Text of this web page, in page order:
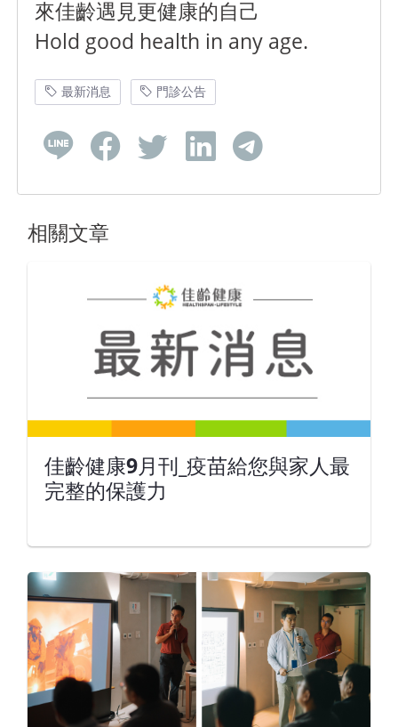
來佳齡遇見更健康的自己
Hold good health in any age.
最新消息 門診公告
相關文章
佳齡健康9月刊_疫苗給您與家人最
完整的保護力